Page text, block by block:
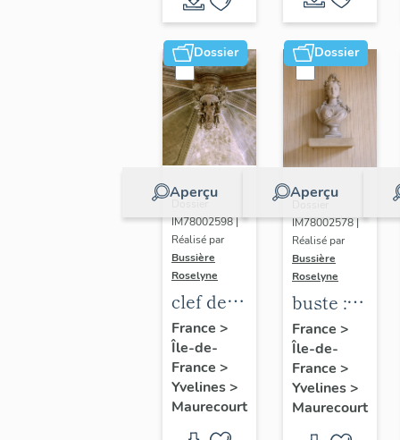
Dossier
Aperçu
Dossier
IM78002598 |
Réalisé par
Bussière
Roselyne
clef de
voûte
pendante
: Vierge
à
l'Enfant
France >
Île-de-
France >
Yvelines>
Maurecourt
Dossier
Aperçu
IM78002578 |
Réalisé par
Bussière
Roselyne
buste :
Marianne
France >
Île-de-
France >
Yvelines>
Maurecourt